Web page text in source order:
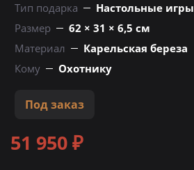
Тип подарка
Настольные игры
Размер
62 × 31 × 6,5 см
Материал
Карельская береза
Кому
Охотнику
Под заказ
51 950 ₽